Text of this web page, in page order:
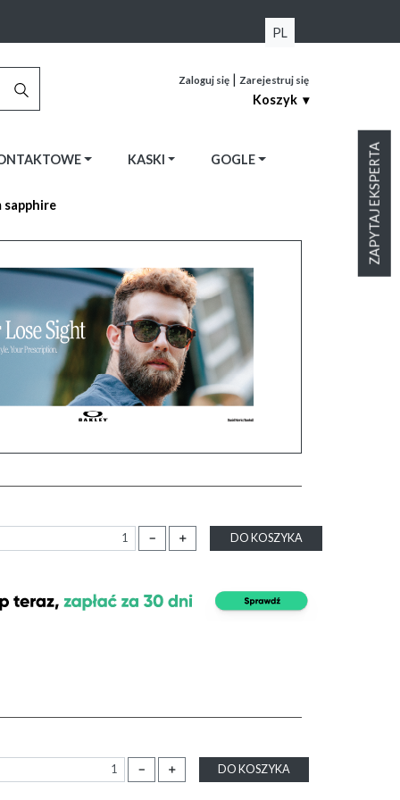
PL
Zaloguj się | Zarejestruj się
Koszyk ▾
KASKI GOGLE ZAPYTAJ EKSPERTA
sapphire
－ ＋ DO KOSZYKA
－ ＋ DO KOSZYKA